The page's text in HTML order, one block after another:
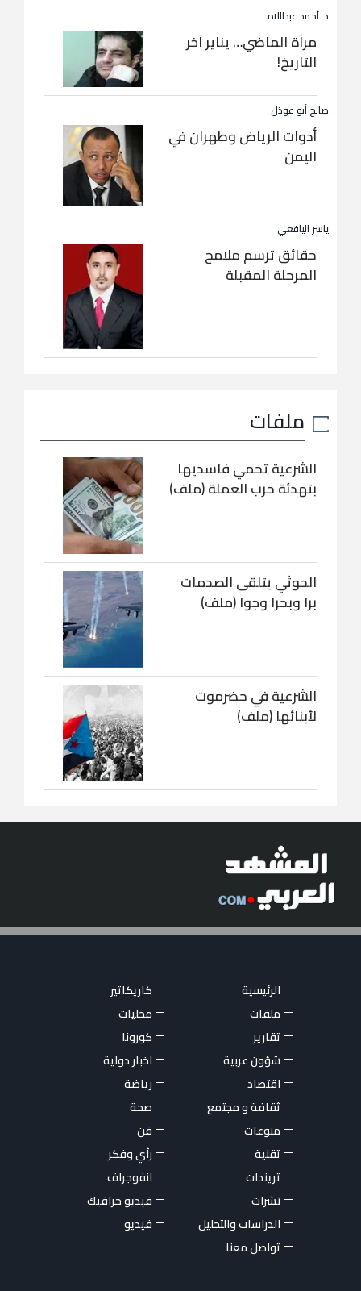
د. أحمد عبداللاه
مرآة الماضي… يناير آخر
التاريخ!
صالح أبو عوذل
أدوات الرياض وطهران في
اليمن
ياسر اليافعي
حقائق ترسم ملامح
المرحلة المقبلة
ملفات
الشرعية تحمي فاسديها
بتهدئة حرب العملة (ملف)
الحوثي يتلقى الصدمات
برا وبحرا وجوا (ملف)
الشرعية في حضرموت
لأبنائها (ملف)
الرئيسية
كاريكاتير
ملفات
محليات
تقارير
كورونا
شؤون عربية
اخبار دولية
اقتصاد
رياضة
ثقافة و مجتمع
صحة
منوعات
فن
تقنية
رأي وفكر
تريندات
انفوجراف
نشرات
فيديو جرافيك
الدراسات والتحليل
فيديو
تواصل معنا